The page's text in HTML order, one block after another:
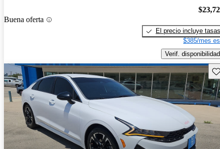
Buena oferta
El precio incluye tasas
$385/mes
Verif. disponibilidad